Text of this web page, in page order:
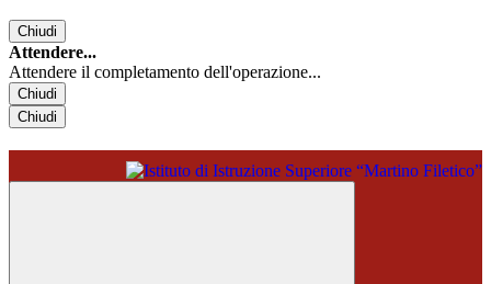
Chiudi
Attendere...
Attendere il completamento dell'operazione...
Chiudi
Chiudi